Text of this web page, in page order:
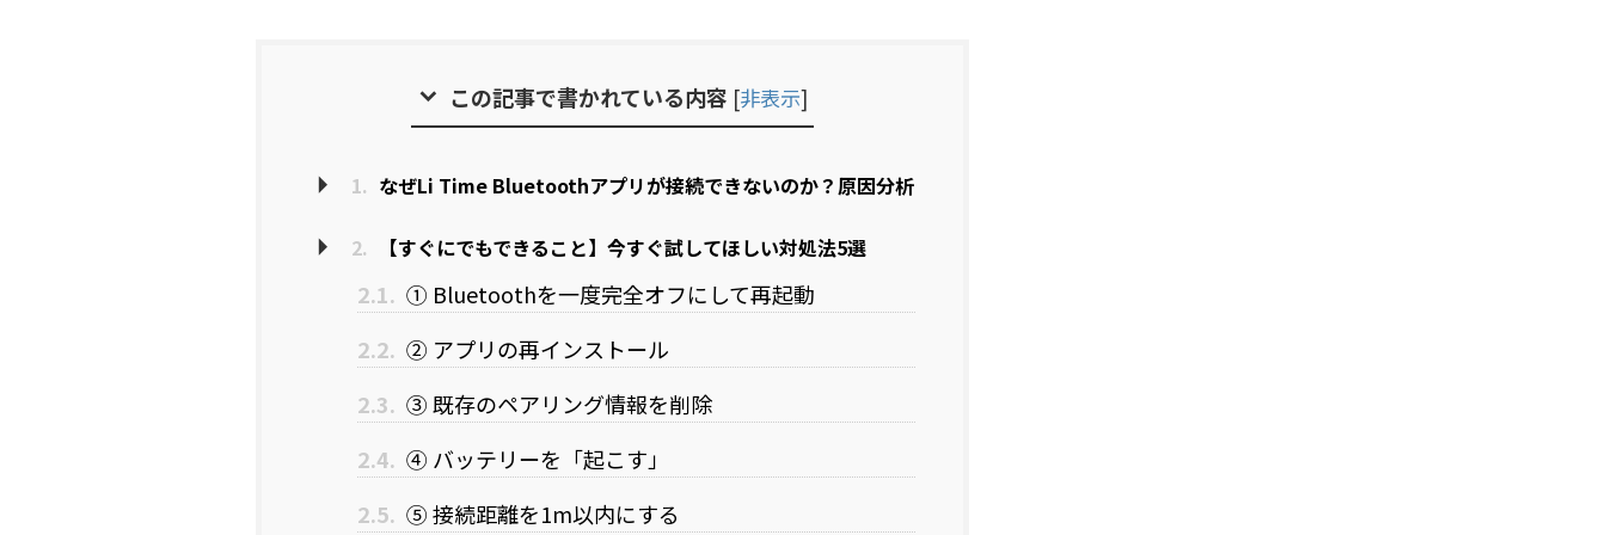
この記事で書かれている内容 [非表示]
1. なぜLi Time Bluetoothアプリが接続できないのか？原因分析
2. 【すぐにでもできること】今すぐ試してほしい対処法5選
2.1. ① Bluetoothを一度完全オフにして再起動
2.2. ② アプリの再インストール
2.3. ③ 既存のペアリング情報を削除
2.4. ④ バッテリーを「起こす」
2.5. ⑤ 接続距離を1m以内にする